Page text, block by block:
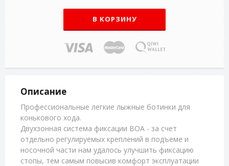
В КОРЗИНУ
Описание
Профессиональные легкие лыжные ботинки для
конькового хода.
Двухзонная система фиксации BOA - за счет
отдельно регулируемых креплений в подъеме и
носочной части нам удалось улучшить фиксацию
стопы, тем самым повысив комфорт эксплуатации